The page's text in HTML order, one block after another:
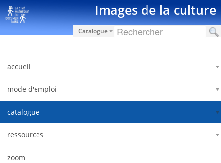
Saut au contenu Images de la culture
Catalogue
accueil
mode d'emploi
catalogue
ressources
zoom